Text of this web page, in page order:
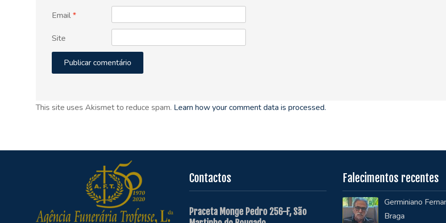
Email*
Site
This site uses Akismet to reduce spam. Learn how your comment data is processed.
Contactos
Praceta Monge Pedro 256-F, São
Falecimentos recentes
Germiniano
Braga